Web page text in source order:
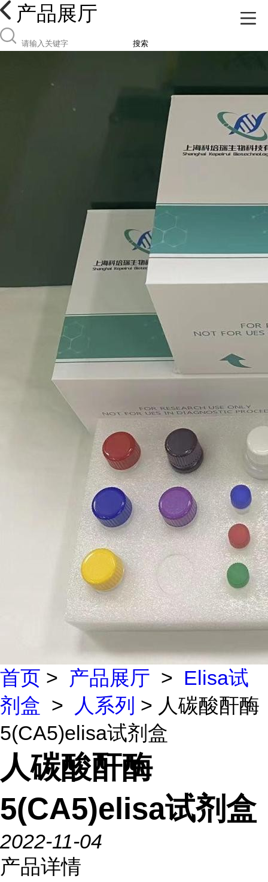
产品展厅
搜索
首页 > 产品展厅 > Elisa试
剂盒 > 人系列 > 人碳酸酐酶
5(CA5)elisa试剂盒
人碳酸酐酶
5(CA5)elisa试剂盒
2022-11-04
产品详情